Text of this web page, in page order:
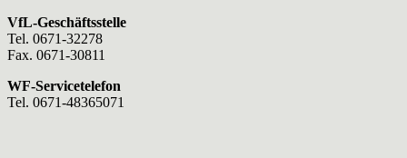
VfL-Geschäftsstelle
Tel. 0671-32278
Fax. 0671-30811
WF-Servicetelefon
Tel. 0671-48365071